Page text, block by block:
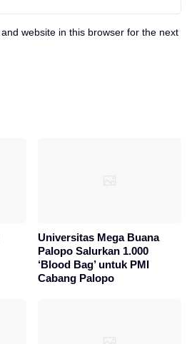
website in this browser for the next
Universitas Mega Buana
Palopo Salurkan 1.000
‘Blood Bag’ untuk PMI
Cabang Palopo